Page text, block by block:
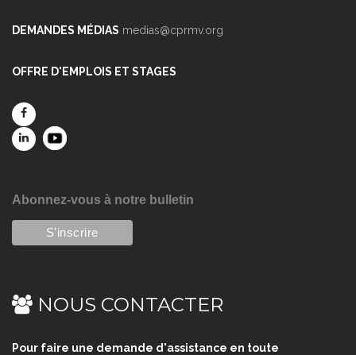
DEMANDES MÉDIAS medias@cprmv.org
OFFRE D'EMPLOIS ET STAGES
Abonnez-vous à notre bulletin
NOUS CONTACTER
Pour faire une demande d'assistance en toute